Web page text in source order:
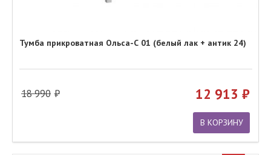
Тумба прикроватная Ольса-С 01 (белый лак + антик 24)
18 990 12 913
В КОРЗИНУ